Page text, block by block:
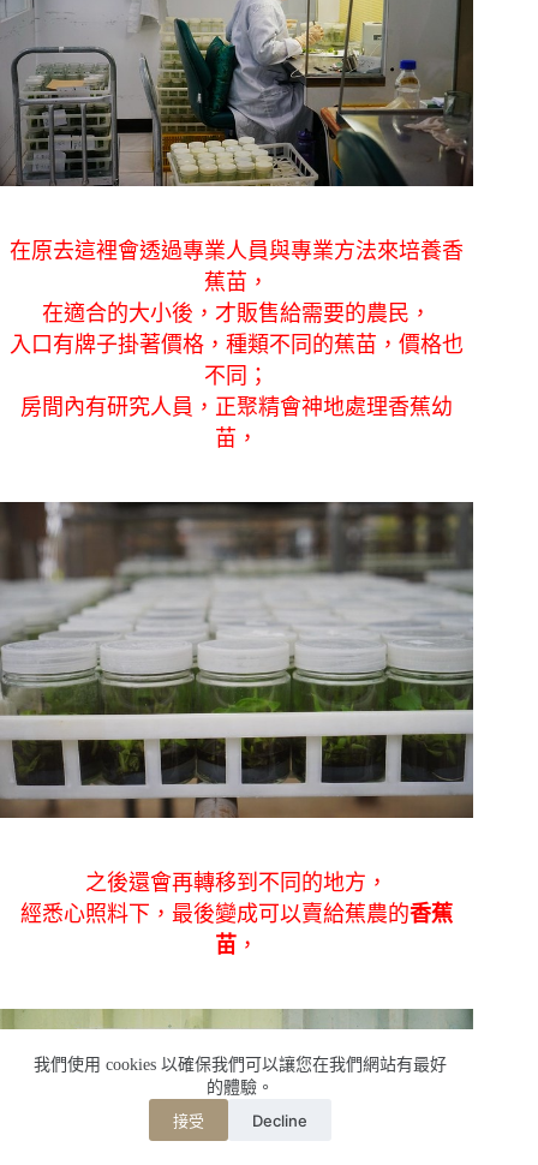
我們使用 cookies 以確保我們可以讓您在我們網站有最好
的體驗。
接受 Decline
在原去這裡會透過專業人員與專業方法來培養香
蕉苗，
在適合的大小後，才販售給需要的農民，
入口有牌子掛著價格，種類不同的蕉苗，價格也
不同；
房間內有研究人員，正聚精會神地處理香蕉幼
苗，
之後還會再轉移到不同的地方，
經悉心照料下，最後變成可以賣給蕉農的香蕉
苗 ，